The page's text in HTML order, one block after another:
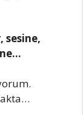
sesine,